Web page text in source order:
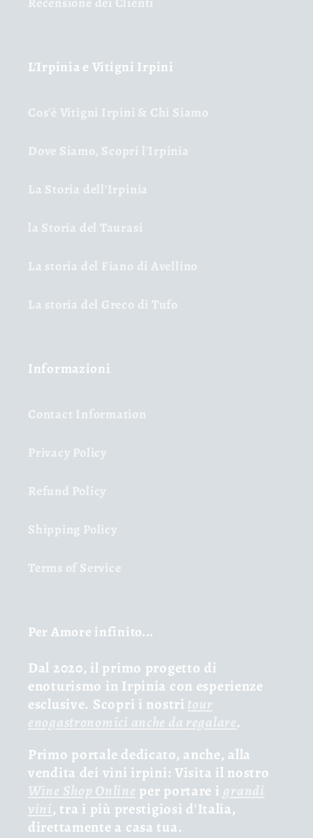
L'Irpinia e Vitigni Irpini
Cos'è Vitigni Irpini & Chi Siamo
Dove Siamo, Scopri l'Irpinia
La Storia dell'Irpinia
la Storia del Taurasi
La storia del Fiano di Avellino
La storia del Greco di Tufo
Informazioni
Contact Information
Privacy Policy
Refund Policy
Shipping Policy
Terms of Service
Per Amore infinito...
Dal 2020, il primo progetto di
enoturismo in Irpinia con esperienze
esclusive. Scopri i nostri tour
enogastronomici anche da regalare.
Primo portale dedicato, anche, alla
vendita dei vini irpini: Visita il nostro
Wine Shop Online per portare i grandi
vini, tra i più prestigiosi d'Italia,
direttamente a casa tua.